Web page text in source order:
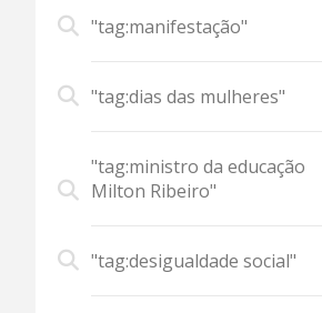
"tag:manifestação"
"tag:dias das mulheres"
"tag:ministro da educação
Milton Ribeiro"
"tag:desigualdade social"